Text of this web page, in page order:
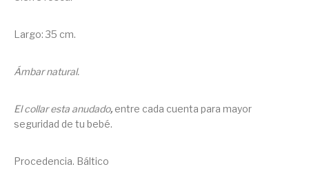
Largo: 35 cm.
Ámbar natural.
El collar esta anudado, entre cada cuenta para mayor
seguridad de tu bebé.
Procedencia. Báltico